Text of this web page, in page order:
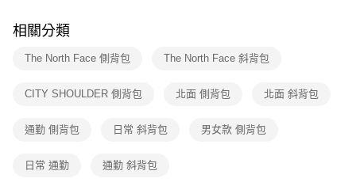
※ 交易是否成功請以「AFTEE先享後付 」之結帳頁面顯示為準，若有關於
是否繳費成功／繳費後需取消欲退款等相關疑問，請聯繫「AFTEE先享後付
客戶支援中心」https://netprotections.freshdesk.com/support/home
１．透過由恩沛科技股份有限公司提供之「AFTEE先享後付」服務完成之交
權轉讓予恩沛科技股份有限公司。
３．未成年的使用者請事先徵得法定代理人或監護人之同意方可使用
相關分類
The North Face 側背包 The North Face 斜背包
CITY SHOULDER 側背包 北面 側背包 北面 斜背包
通勤 側背包 日常 斜背包 男女款 側背包
日常 通勤 通勤 斜背包